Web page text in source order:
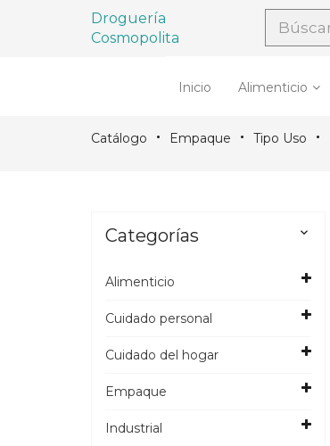
Droguería
Cosmopolita
Inicio Alimenticio
Catálogo Empaque Tipo Uso
Categorías 
Alimenticio
Cuidado personal
Cuidado del hogar
Empaque
Industrial